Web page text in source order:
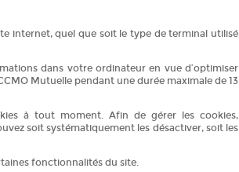
internet, quel que soit le type de terminal utilisé
dans votre ordinateur en vue d’optimiser
Mutuelle pendant une durée maximale de 13
à tout moment. Afin de gérer les cookies,
soit systématiquement les désactiver, soit les
fonctionnalités du site.